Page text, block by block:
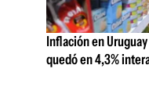
Inflación en
quedó en 4,3%